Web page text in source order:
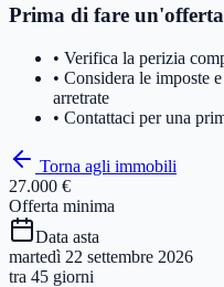
Prima di fare un'offerta
• Verifica la perizia
• Considera le imposte
arretrate
• Contattaci per una
Torna agli immobili
27.000 €
Offerta minima
Data asta
martedì 22 settembre 2026
tra 45 giorni